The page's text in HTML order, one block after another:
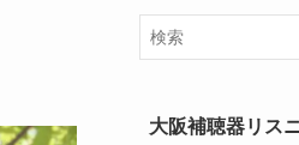
大阪補聴器リス